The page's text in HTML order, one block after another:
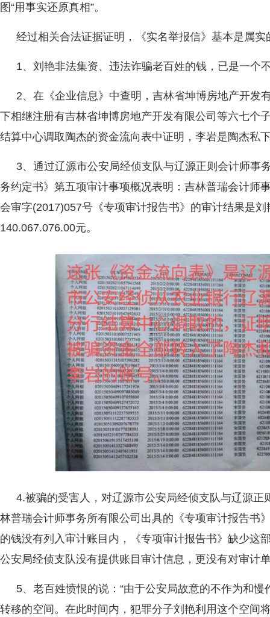
图“用事实还原真相”。
经过相关合法证据证明，《实名举报信》基本是属实
1、刘艳非法集资、违法诈骗老百姓的钱，已是一个
2、在《企业信息》中查明，吉林省坤博房地产开发
下相继注册有吉林省坤博房地产开发有限公司等六七个
结算中心调取陶杰的资金流向表中证明，李岩是陶杰私
3、通过辽源市公安局经侦支队与辽源正则会计师事
务约定书》第五项审计事项概况表明：吉林普瑞会计师
会审字(2017)057号《专项审计报告书》的审计结果是
140.067.076.00元。
4.被骗的受害人，对辽源市公安局经侦支队与辽源正
林普瑞会计师事务所有限公司出具的《专项审计报告书
的钱没有列入审计账目内，《专项审计报告书》缺少这
公安局经侦支队没有提供账目审计信息，更没有对审计
5、老百姓愤恨的说：“由于公安局故意的不作为和
转移的空间。在此时间内，犯罪分子刘艳利用这个空间